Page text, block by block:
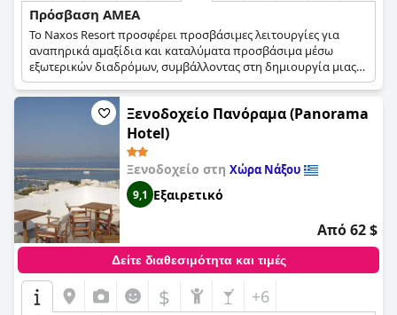
Πρόσβαση ΑΜΕΑ
Το Naxos Resort προσφέρει προσβάσιμες λειτουργίες για
αναπηρικά αμαξίδια και καταλύματα προσβάσιμα μέσω
εξωτερικών διαδρόμων, συμβάλλοντας στη δημιουργία μιας
πιο άνετης διαμονής για ένα ευρύτερο φάσμα επισκεπτών.
Διαθέτει επίσης καλώδιο έκτακτης ανάγκης στο μπάνιο και
βρίσκεται σε τοποθεσία κοντά στην παραλία.
Ξενοδοχείο Πανόραμα (Panorama
Hotel)
Ξενοδοχείο στη Χώρα Νάξου
9,1 Εξαιρετικό
Από 62 $
Δείτε διαθεσιμότητα και τιμές
$ +6